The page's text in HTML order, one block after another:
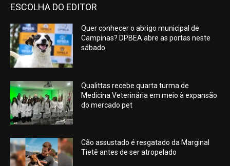
ESCOLHA DO EDITOR
Quer conhecer o abrigo municipal de
Campinas? DPBEA abre as portas neste
sábado
Qualittas recebe quarta turma de
Medicina Veterinária em meio à expansão
do mercado pet
Cão assustado é resgatado da Marginal
Tietê antes de ser atropelado